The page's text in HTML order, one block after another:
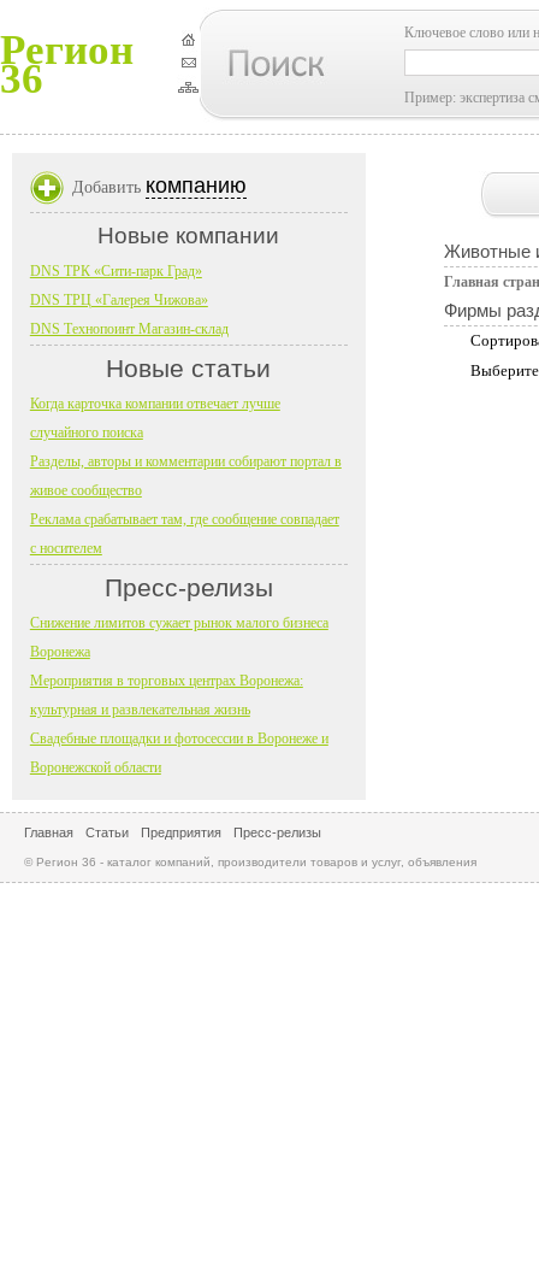
Регион
36
Ключевое слово или
Пример: экспертиза
Животные
Главная
Фирмы
Добавить компанию
Новые компании
DNS ТРК «Сити-парк Град»
DNS ТРЦ «Галерея Чижова»
DNS Технопоинт Магазин-склад
Новые статьи
Когда карточка компании отвечает лучше
случайного поиска
Разделы, авторы и комментарии собирают портал в
живое сообщество
Реклама срабатывает там, где сообщение совпадает
с носителем
Пресс-релизы
Снижение лимитов сужает рынок малого бизнеса
Воронежа
Мероприятия в торговых центрах Воронежа:
культурная и развлекательная жизнь
Свадебные площадки и фотосессии в Воронеже и
Воронежской области
Главная Статьи Предприятия Пресс-релизы
© Регион 36 - каталог компаний, производители товаров и услуг, объявления